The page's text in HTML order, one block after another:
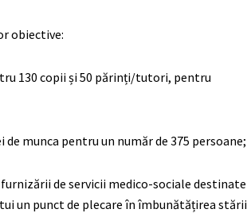
obiective:
130 copii și 50 părinți/tutori, pentru
munca pentru un număr de 375 persoane;
de servicii medico-sociale destinate
un punct de plecare în îmbunătățirea stării